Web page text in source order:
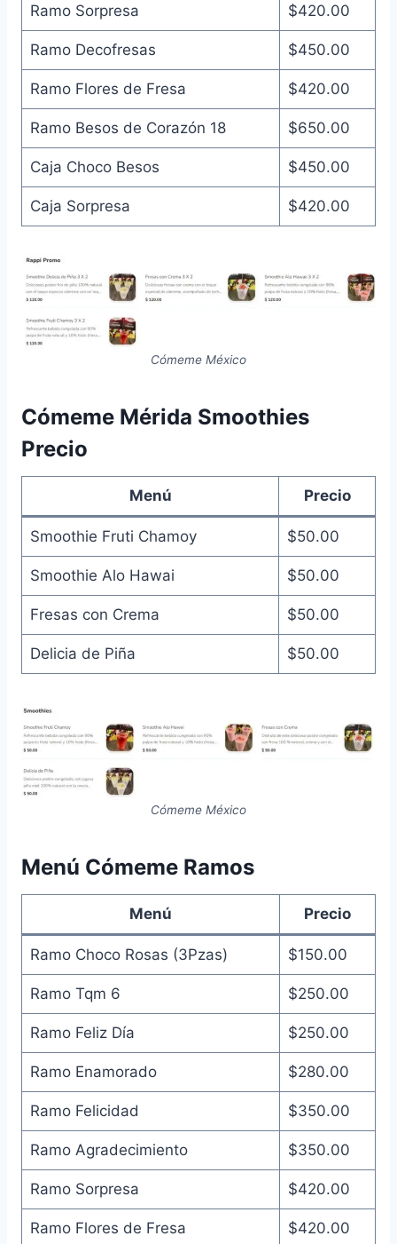
Ramo Sorpresa $420.00
Ramo Decofresas $450.00
Ramo Flores de Fresa $420.00
Ramo Besos de Corazón 18 $650.00
Caja Choco Besos $450.00
Caja Sorpresa $420.00
Cómeme México
Cómeme Mérida Smoothies
Precio
Menú Precio
Smoothie Fruti Chamoy $50.00
Smoothie Alo Hawai $50.00
Fresas con Crema $50.00
Delicia de Piña $50.00
Cómeme México
Menú Cómeme Ramos
Menú Precio
Ramo Choco Rosas (3Pzas) $150.00
Ramo Tqm 6 $250.00
Ramo Feliz Día $250.00
Ramo Enamorado $280.00
Ramo Felicidad $350.00
Ramo Agradecimiento $350.00
Ramo Sorpresa $420.00
Ramo Flores de Fresa $420.00